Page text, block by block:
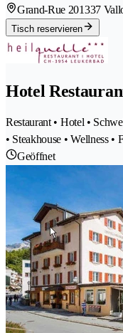
Grand-Rue 201337
Tisch reservieren
Hotel
Restaurant • Hotel •
• Steakhouse • Wellness •
Geöffnet